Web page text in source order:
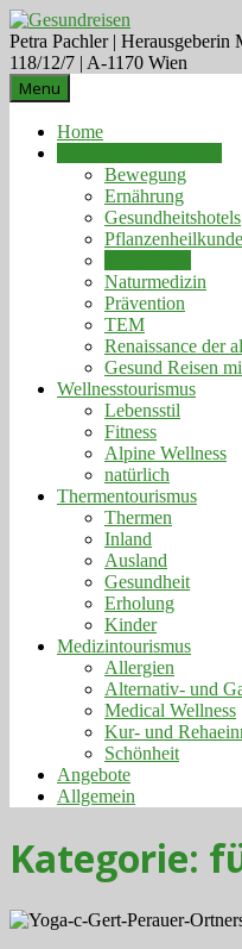
Petra Pachler | Herausgeberin
118/12/7 | A-1170 Wien
Menu
Home
Bewegung
Ernährung
Gesundheitshotels
Pflanzenheilkunde
Naturmedizin
Prävention
TEM
Renaissance der
Gesund Reisen
Wellnesstourismus
Lebensstil
Fitness
Alpine Wellness
natürlich
Thermentourismus
Thermen
Inland
Ausland
Gesundheit
Erholung
Kinder
Medizintourismus
Allergien
Alternativ- und
Medical Wellness
Kur- und
Schönheit
Angebote
Allgemein
Kategorie: